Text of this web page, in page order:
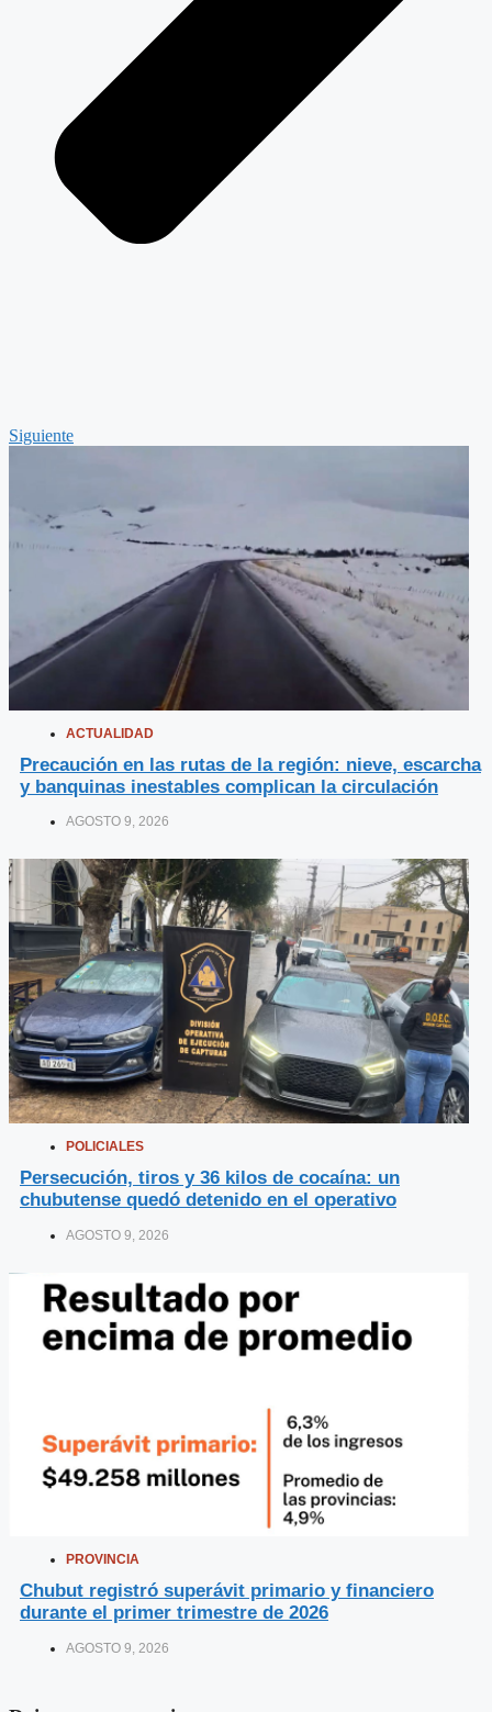
Siguiente
ACTUALIDAD
Precaución en las rutas de la región: nieve, escarcha
y banquinas inestables complican la circulación
AGOSTO 9, 2026
POLICIALES
Persecución, tiros y 36 kilos de cocaína: un
chubutense quedó detenido en el operativo
AGOSTO 9, 2026
PROVINCIA
Chubut registró superávit primario y financiero
durante el primer trimestre de 2026
AGOSTO 9, 2026